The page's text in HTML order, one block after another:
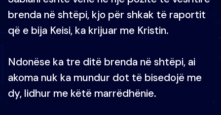
brenda në shtëpi, kjo për shkak të raportit
që e bija Keisi, ka krijuar me Kristin.
Ndonëse ka tre ditë brenda në shtëpi, ai
akoma nuk ka mundur dot të bisedojë me
dy, lidhur me këtë marrëdhënie.